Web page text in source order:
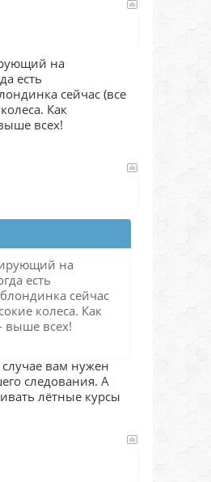
на
есть
сейчас (все
Как
всех!
на
есть
сейчас
колеса. Как
выше всех!
вам нужен
следования. А
лётные курсы